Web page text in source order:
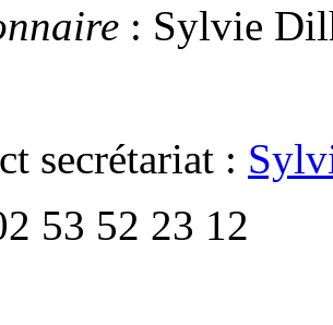
: Sylvie
secrétariat :
53 52 23 12